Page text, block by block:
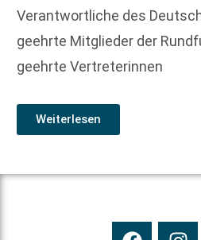
Verantwortliche des
geehrte Mitglieder der
geehrte Vertreterinnen
Weiterlesen